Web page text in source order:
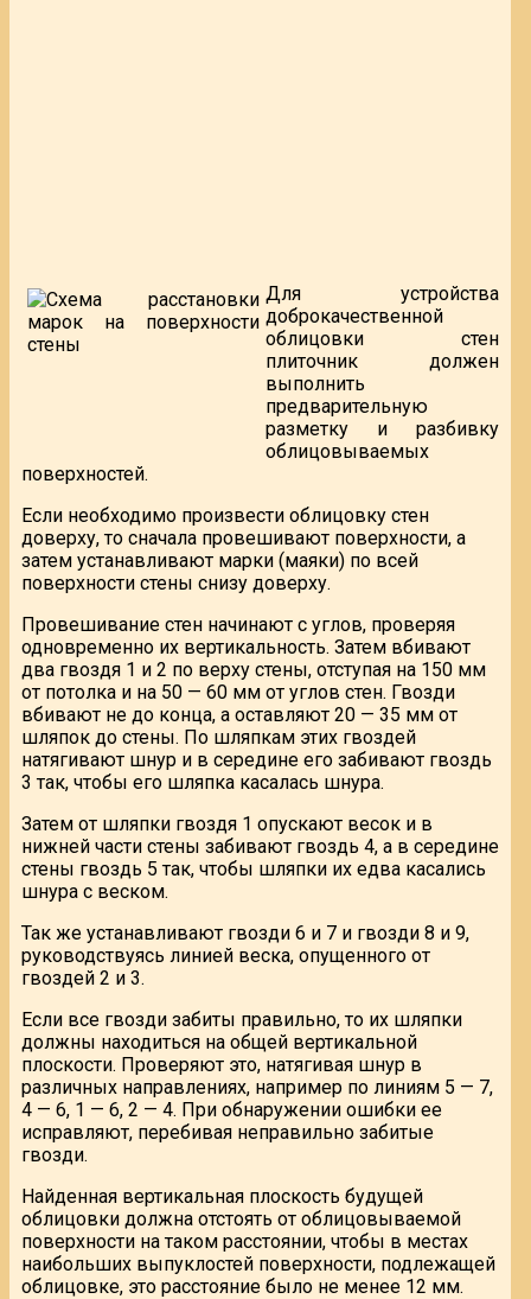
Для устройства
доброкачественной
облицовки стен
плиточник должен
выполнить
предварительную
разметку и разбивку
облицовываемых
поверхностей.
Если необходимо произвести облицовку стен
доверху, то сначала провешивают поверхности, а
затем устанавливают марки (маяки) по всей
поверхности стены снизу доверху.
Провешивание стен начинают с углов, проверяя
одновременно их вертикальность. Затем вбивают
два гвоздя 1 и 2 по верху стены, отступая на 150 мм
от потолка и на 50 — 60 мм от углов стен. Гвозди
вбивают не до конца, а оставляют 20 — 35 мм от
шляпок до стены. По шляпкам этих гвоздей
натягивают шнур и в середине его забивают гвоздь
3 так, чтобы его шляпка касалась шнура.
Затем от шляпки гвоздя 1 опускают весок и в
нижней части стены забивают гвоздь 4, а в середине
стены гвоздь 5 так, чтобы шляпки их едва касались
шнура с веском.
Так же устанавливают гвозди 6 и 7 и гвозди 8 и 9,
руководствуясь линией веска, опущенного от
гвоздей 2 и 3.
Если все гвозди забиты правильно, то их шляпки
должны находиться на общей вертикальной
плоскости. Проверяют это, натягивая шнур в
различных направлениях, например по линиям 5 — 7,
4 — 6, 1 — 6, 2 — 4. При обнаружении ошибки ее
исправляют, перебивая неправильно забитые
гвозди.
Найденная вертикальная плоскость будущей
облицовки должна отстоять от облицовываемой
поверхности на таком расстоянии, чтобы в местах
наибольших выпуклостей поверхности, подлежащей
облицовке, это расстояние было не менее 12 мм.